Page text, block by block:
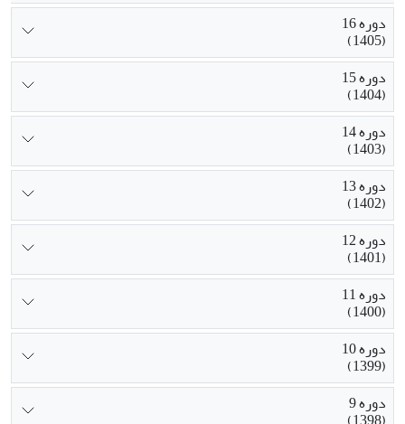
دوره 16
(1405)
دوره 15
(1404)
دوره 14
(1403)
دوره 13
(1402)
دوره 12
(1401)
دوره 11
(1400)
دوره 10
(1399)
دوره 9